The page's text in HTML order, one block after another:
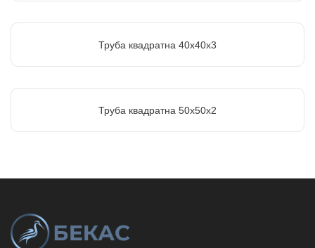
Труба квадратна 40х40х3
Труба квадратна 50х50х2